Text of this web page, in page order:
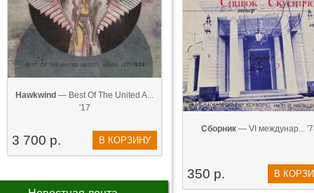
Hawkwind — Best Of The United A...
'17
3 700 р. В КОРЗИНУ
Сборник — VI междунар...
350 р. В